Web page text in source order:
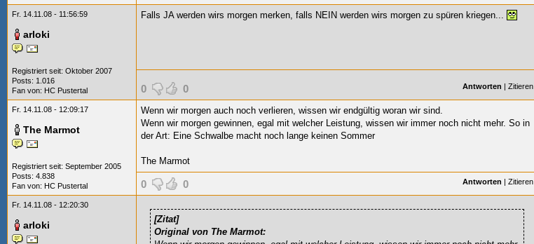
Fr. 14.11.08 - 11:56:59
arloki
Registriert seit: Oktober 2007
Posts: 1.016
Fan von: HC Pustertal
Falls JA werden wirs morgen merken, falls NEIN werden wirs morgen zu spüren kriegen...
0 0 Antworten | Zitieren
Fr. 14.11.08 - 12:09:17
The Marmot
Registriert seit: September 2005
Posts: 4.838
Fan von: HC Pustertal
Wenn wir morgen auch noch verlieren, wissen wir endgültig woran wir sind.
Wenn wir morgen gewinnen, egal mit welcher Leistung, wissen wir immer noch nicht mehr. So in
der Art: Eine Schwalbe macht noch lange keinen Sommer
The Marmot
0 0 Antworten | Zitieren
Fr. 14.11.08 - 12:20:30
arloki
[Zitat]
Original von The Marmot: